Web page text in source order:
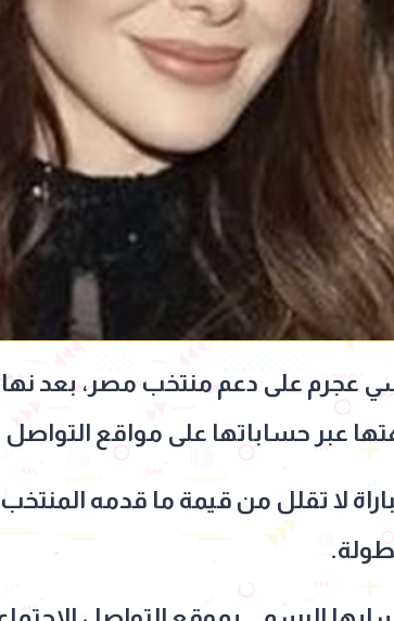
عجرم على دعم منتخب مصر، بعد
عبر حساباتها على مواقع التواصل
لا تقلل من قيمة ما قدمه المنتخب،